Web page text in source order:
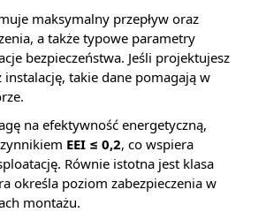
maksymalny przepływ oraz
a także typowe parametry
bezpieczeństwa. Jeśli projektujesz
takie dane pomagają w
na efektywność energetyczną,
EEI ≤ 0,2, co wspiera
Równie istotna jest klasa
określa poziom zabezpieczenia w
montażu.